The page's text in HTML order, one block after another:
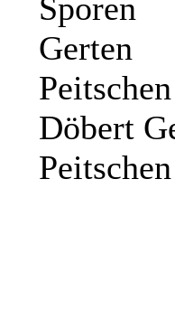
Sporen
Gerten
Peitschen
Döbert
Peitschen